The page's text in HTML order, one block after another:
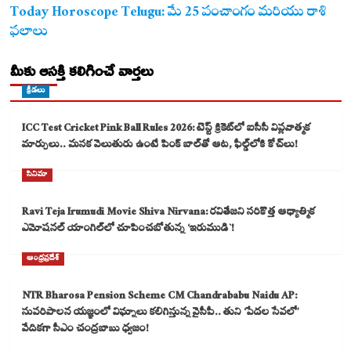
Today Horoscope Telugu: మే 25 పంచాంగం మరియు రాశి
ఫలాలు
మీకు ఆసక్తి కలిగించే వార్తలు
క్రీడలు
ICC Test Cricket Pink Ball Rules 2026: టెస్ట్ క్రికెట్‌లో ఐసీసీ విప్లవాత్మక
మార్పులు.. మసక వెలుతురు ఉంటే పింక్ బాల్‌తో ఆట, ఫీల్డ్‌లోకి కోచ్‌లు!
సినిమా
Ravi Teja Irumudi Movie Shiva Nirvana: రవితేజని సరికొత్త ఆధ్యాత్మిక
ఎమోషనల్ యాంగిల్‌లో చూపించబోతున్న ‘ఇరుముడి`!
ఆంధ్రప్రదేశ్
NTR Bharosa Pension Scheme CM Chandrababu Naidu AP:
సుపరిపాలన యజ్ఞంలో విఘ్నాలు కలిగిస్తున్న వైసీపీ.. తుని ‘పేదల సేవలో’
వేదికగా సీఎం చంద్రబాబు ధ్వజం!